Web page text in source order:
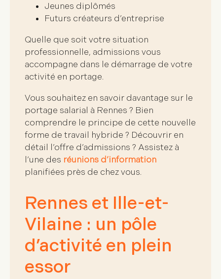
Jeunes diplômés
Futurs créateurs d’entreprise
Quelle que soit votre situation
professionnelle, admissions vous
accompagne dans le démarrage de votre
activité en portage.
Vous souhaitez en savoir davantage sur le
portage salarial à Rennes ? Bien
comprendre le principe de cette nouvelle
forme de travail hybride ? Découvrir en
détail l’offre d’admissions ? Assistez à
l’une des réunions d’information
planifiées près de chez vous.
Rennes et Ille-et-
Vilaine : un pôle
d’activité en plein
essor